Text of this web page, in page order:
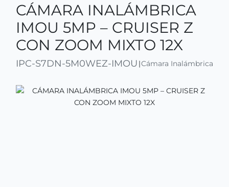
CÁMARA INALÁMBRICA
IMOU 5MP – CRUISER Z
CON ZOOM MIXTO 12X
IPC-S7DN-5M0WEZ-IMOU |Cámara Inalámbrica